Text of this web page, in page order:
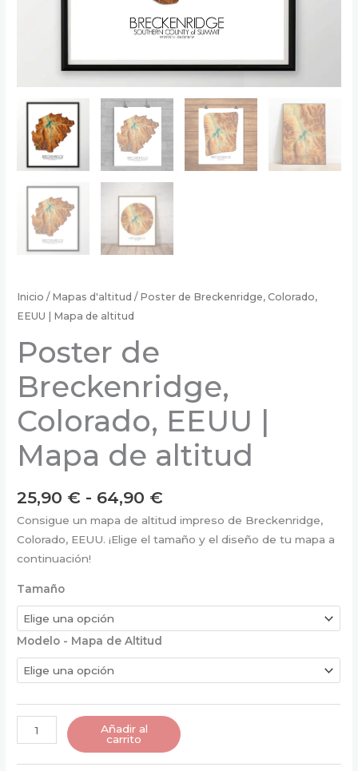
Inicio / Mapas d'altitud / Poster de Breckenridge, Colorado,
EEUU | Mapa de altitud
Poster de
Breckenridge,
Colorado, EEUU |
Mapa de altitud
25,90 € - 64,90 €
de
precios:
64,90 €
Consigue un mapa de altitud impreso de Breckenridge,
Colorado, EEUU. ¡Elige el tamaño y el diseño de tu mapa a
continuación!
Tamaño
Modelo - Mapa de Altitud
Poster
de
Breckenridge,
Añadir al
carrito